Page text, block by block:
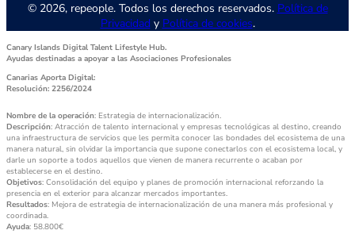
© 2026, repeople. Todos los derechos reservados. Política de
Privacidad y Política de cookies.
Canary Islands Digital Talent Lifestyle Hub.
Ayudas destinadas a apoyar a las Asociaciones Profesionales
Canarias Aporta Digital:
Resolución: 2256/2024
Nombre de la operación: Estrategia de internacionalización.
Descripción: Atracción de talento internacional y empresas tecnológicas al destino, creando
una infraestructura de servicios que les permita conocer las bondades del ecosistema de una
manera natural, sin olvidar la importancia que supone conectarlos con el ecosistema local, y
darle un soporte a todos aquellos que vienen de manera recurrente o acaban por
establecerse en el destino.
Objetivos: Consolidación del equipo y planes de promoción internacional reforzando la
presencia en el exterior para alcanzar mercados importantes.
Resultados: Mejora de estrategia de internacionalización de una manera más profesional y
coordinada.
Ayuda: 58.800€